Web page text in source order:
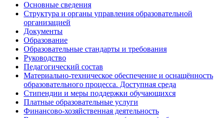
Основные сведения
Структура и органы управления образовательной
организацией
Документы
Образование
Образовательные стандарты и требования
Руководство
Педагогический состав
Материально-техническое обеспечение и оснащённость
образовательного процесса. Доступная среда
Стипендии и меры поддержки обучающихся
Платные образовательные услуги
Финансово-хозяйственная деятельность